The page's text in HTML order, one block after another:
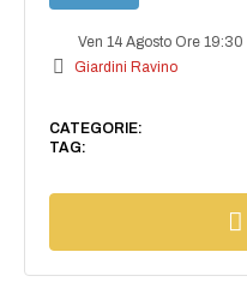
Ven 14 Agosto Ore 19:30
Giardini Ravino
CATEGORIE:
TAG: